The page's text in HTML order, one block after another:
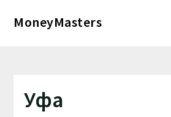
MoneyMasters
Уфа